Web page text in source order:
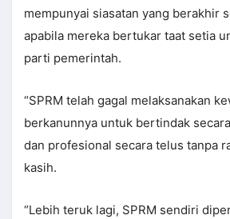
mempunyai siasatan yang berakhir
apabila mereka bertukar taat setia
parti pemerintah.
“SPRM telah gagal melaksanakan
berkanunnya untuk bertindak
dan profesional secara telus tanpa
kasih.
“Lebih teruk lagi, SPRM sendiri